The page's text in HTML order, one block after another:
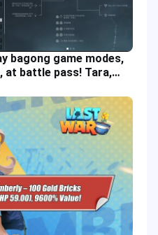
bagong game modes,
at battle pass! Tara,